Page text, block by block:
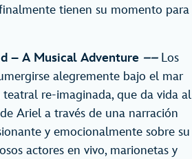
tienen su momento para
– A Musical Adventure–– Los
alegremente bajo el mar
re-imaginada, que da vida al
Ariel a través de una narración
y emocionalmente sobre su
actores en vivo, marionetas y